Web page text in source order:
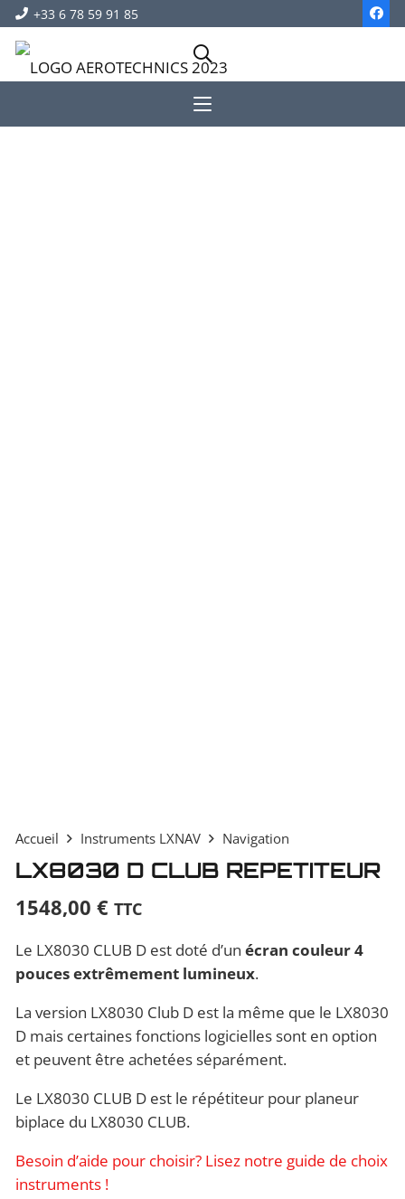
+33 6 78 59 91 85
Accueil Instruments LXNAV Navigation
LX8030 D CLUB REPETITEUR
1548,00 € TTC
Le LX8030 CLUB D est doté d’un écran couleur 4
pouces extrêmement lumineux.
La version LX8030 Club D est la même que le LX8030
D mais certaines fonctions logicielles sont en option
et peuvent être achetées séparément.
Le LX8030 CLUB D est le répétiteur pour planeur
biplace du LX8030 CLUB.
Besoin d’aide pour choisir? Lisez notre guide de choix
instruments !